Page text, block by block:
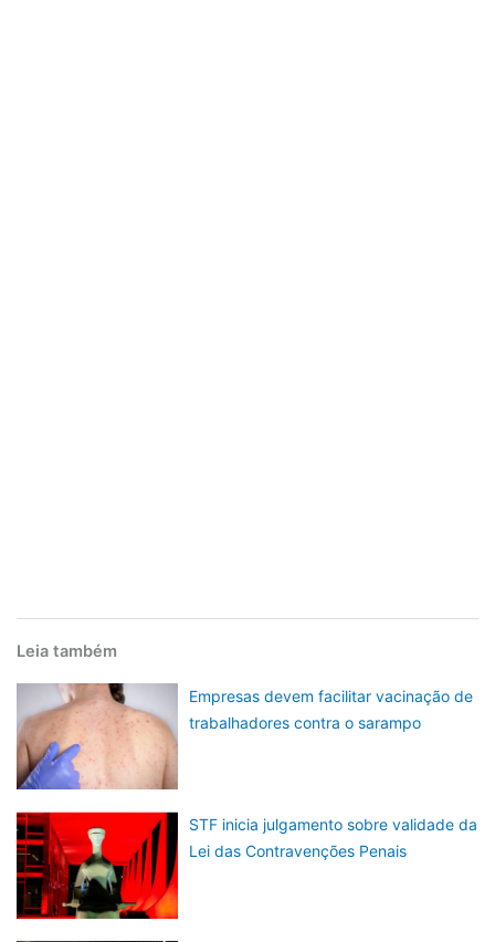
Leia também
Empresas devem facilitar vacinação de
trabalhadores contra o sarampo
STF inicia julgamento sobre validade da
Lei das Contravenções Penais